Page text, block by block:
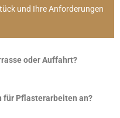
und Ihre Anforderungen
oder Auffahrt?
für Pflasterarbeiten an?